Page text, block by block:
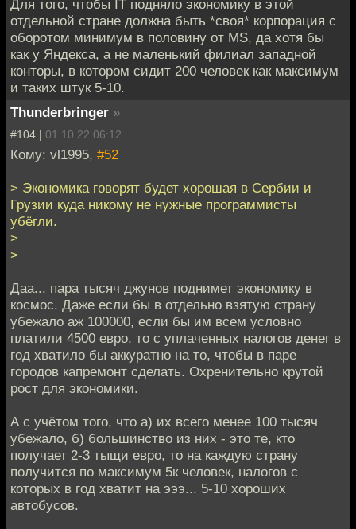
Для того, чтобы IT подняло экономику в этой
отдельной стране должна быть *своя* корпорация с
оборотом минимум в половину от MS, да хотя бы
как у Яндекса, а не маленький филиал западной
конторы, в котором сидит 200 человек как максимум
и таких штук 5-10.
Thunderbringer »
#104 | 01.10.22 06:12
Кому: vl1995, #52
> Экономика говорят будет хорошая в Сербии и
Грузии куда никому не нужные программисты
убёгли.
>
>
Даа... пара тысяч джунов поднимет экономику в
космос. Даже если бы в отдельно взятую страну
убежало аж 100000, если бы им всем условно
платили 4500 евро, то с уплаченных налогов денег в
год хватило бы аккуратно на то, чтобы в паре
городов капремонт сделать. Охренительно крутой
рост для экономики.
А с учётом того, что а) их всего менее 100 тысяч
убежало, б) большинство из них - это те, кто
получает 2-3 тыщи евро, то на каждую страну
получится по максимум 5к человек, налогов с
которых в год хватит на эээ... 5-10 хороших
автобусов.